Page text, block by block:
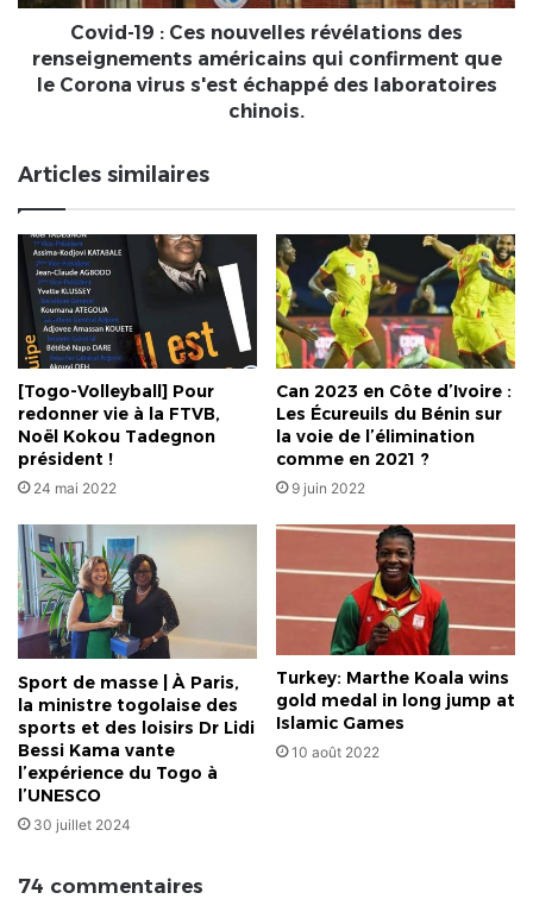
américains
confirment
que
s'est
échappé
laboratoires
chinois.
Covid-19 : Ces nouvelles révélations des
renseignements américains qui confirment que
le Corona virus s'est échappé des laboratoires
chinois.
Articles similaires
[Togo-Volleyball] Pour
redonner vie à la FTVB,
Noël Kokou Tadegnon
président !
24 mai 2022
Can 2023 en Côte d’Ivoire :
Les Écureuils du Bénin sur
la voie de l’élimination
comme en 2021 ?
9 juin 2022
Sport de masse | À Paris,
la ministre togolaise des
sports et des loisirs Dr Lidi
Bessi Kama vante
l’expérience du Togo à
l’UNESCO
30 juillet 2024
Turkey: Marthe Koala wins
gold medal in long jump at
Islamic Games
10 août 2022
74 commentaires